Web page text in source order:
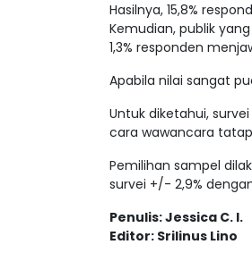
Hasilnya, 15,8%
Kemudian, publik yang
1,3% responden
Apabila nilai sangat
Untuk diketahui,
cara wawancara
Pemilihan sampel
survei +/- 2,9%
Penulis: Jessica C. I.
Editor: Srilinus Lino